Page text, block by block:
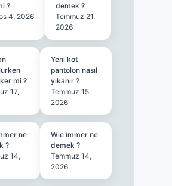
?
4, 2026
demek ?
Temmuz 21,
2026
mi ?
17,
Yeni kot
pantolon nasıl
yıkanır ?
Temmuz 15,
2026
ne
?
14,
Wie immer ne
demek ?
Temmuz 14,
2026